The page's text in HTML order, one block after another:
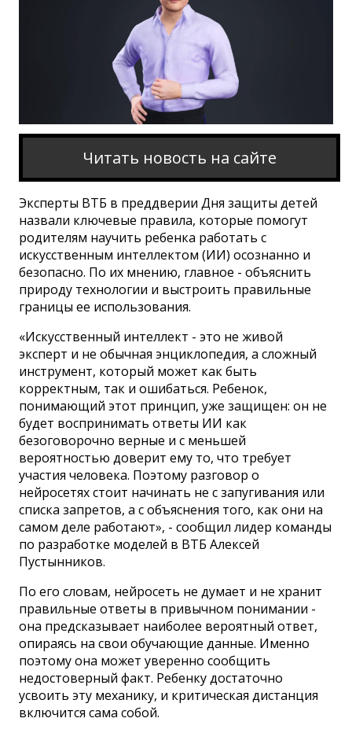
Читать новость на сайте
Эксперты ВТБ в преддверии Дня защиты детей
назвали ключевые правила, которые помогут
родителям научить ребенка работать с
искусственным интеллектом (ИИ) осознанно и
безопасно. По их мнению, главное - объяснить
природу технологии и выстроить правильные
границы ее использования.
«Искусственный интеллект - это не живой
эксперт и не обычная энциклопедия, а сложный
инструмент, который может как быть
корректным, так и ошибаться. Ребенок,
понимающий этот принцип, уже защищен: он не
будет воспринимать ответы ИИ как
безоговорочно верные и с меньшей
вероятностью доверит ему то, что требует
участия человека. Поэтому разговор о
нейросетях стоит начинать не с запугивания или
списка запретов, а с объяснения того, как они на
самом деле работают», - сообщил лидер команды
по разработке моделей в ВТБ Алексей
Пустынников.
По его словам, нейросеть не думает и не хранит
правильные ответы в привычном понимании -
она предсказывает наиболее вероятный ответ,
опираясь на свои обучающие данные. Именно
поэтому она может уверенно сообщить
недостоверный факт. Ребенку достаточно
усвоить эту механику, и критическая дистанция
включится сама собой.